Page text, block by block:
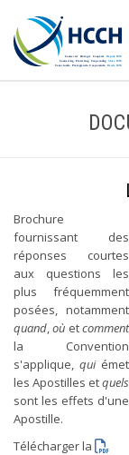
Brochure
fournissant des
réponses courtes
aux questions les
plus fréquemment
posées, notamment
quand,où etcomment
la Convention
s'applique, quiémet
les Apostilles etquels
sont les effets d'une
Apostille.
Télécharger la